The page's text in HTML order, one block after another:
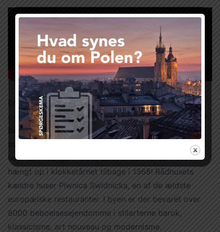
En anden spændende del af Wroclaw er området
omkring byens torv og Saltpladsen – Plac Solny. Som
besøgende kan man ikke undgå at blive imponeret
over det enorme sengotiske rådhus. I det 67 meter
høje tårn hænger Polens ældste klokke, som blev
hængt op i klokketårnet tilbage i 1368! Rådhusets
kældre huser Piwnica Swidnicka, en af de ældste
europæiske restauranter. I byen er der bevaret over
8000 beboelsesejendomme i stilarterne barok,
klassicisme, art nouveau og modernisme.